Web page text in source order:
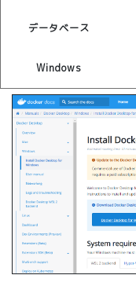
データベース
Windows